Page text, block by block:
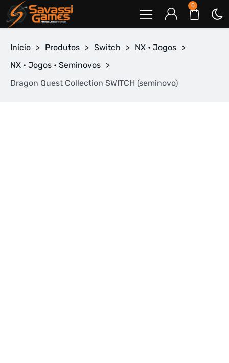
0
Início > Produtos > Switch > NX • Jogos >
NX • Jogos • Seminovos >
Dragon Quest Collection SWITCH (seminovo)